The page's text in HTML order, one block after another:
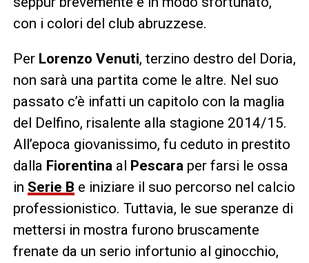
con i colori del club abruzzese.
Per Lorenzo Venuti, terzino destro del Doria,
non sarà una partita come le altre. Nel suo
passato c’è infatti un capitolo con la maglia
del Delfino, risalente alla stagione 2014/15.
All’epoca giovanissimo, fu ceduto in prestito
dalla Fiorentina al Pescara per farsi le ossa
in Serie B e iniziare il suo percorso nel calcio
professionistico. Tuttavia, le sue speranze di
mettersi in mostra furono bruscamente
frenate da un serio infortunio al ginocchio,